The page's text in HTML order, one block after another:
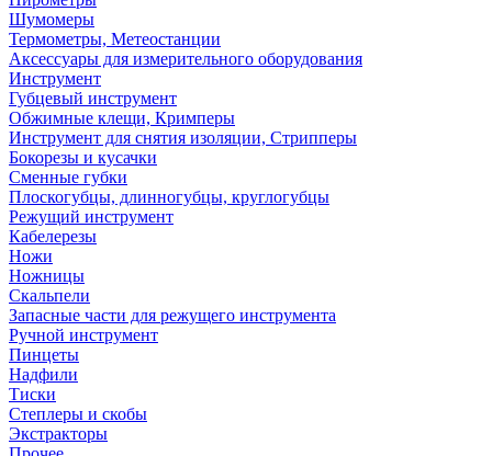
Шумомеры
Термометры, Метеостанции
Аксессуары для измерительного оборудования
Инструмент
Губцевый инструмент
Обжимные клещи, Кримперы
Инструмент для снятия изоляции, Стрипперы
Бокорезы и кусачки
Сменные губки
Плоскогубцы, длинногубцы, круглогубцы
Режущий инструмент
Кабелерезы
Ножи
Ножницы
Скальпели
Запасные части для режущего инструмента
Ручной инструмент
Пинцеты
Надфили
Тиски
Степлеры и скобы
Экстракторы